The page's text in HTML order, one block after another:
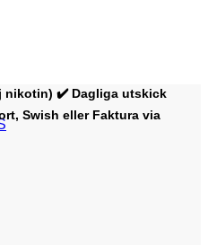
nikotin) ✔️ Dagliga utskick
Swish eller Faktura via